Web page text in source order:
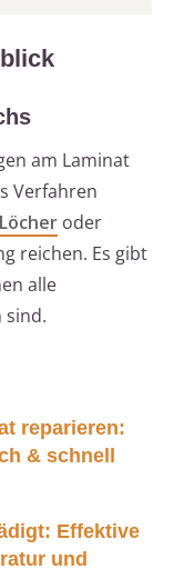
am Laminat
Verfahren
oder
reichen. Es gibt
alle
sind.
reparieren:
& schnell
Effektive
und